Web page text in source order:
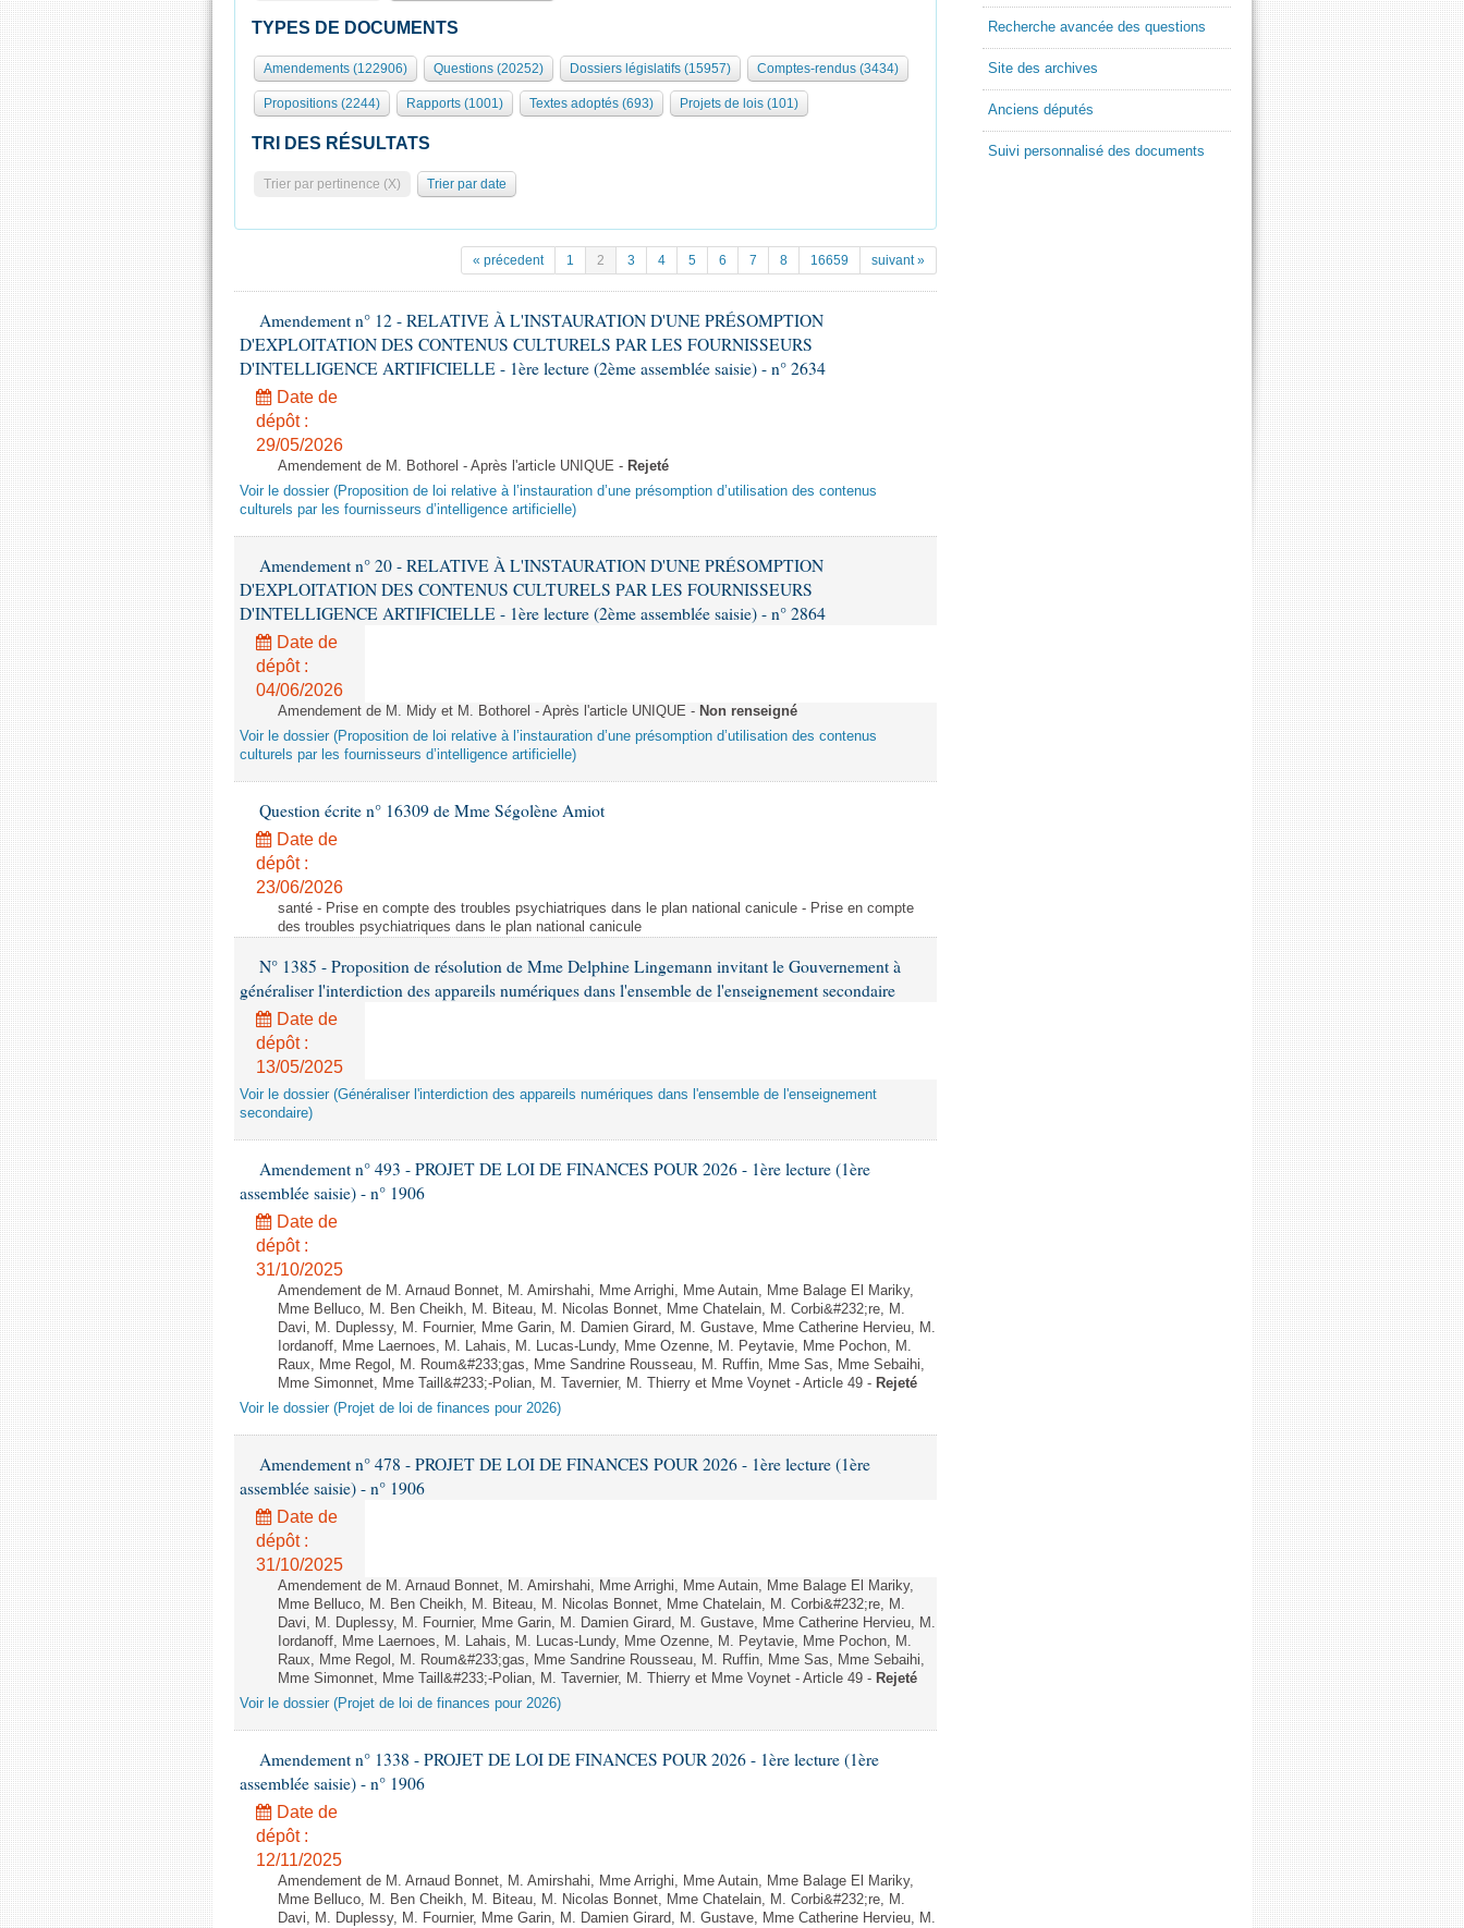
TYPES DE DOCUMENTS
Amendements (122906) Questions (20252) Dossiers législatifs (15957) Comptes-rendus (3434)
Propositions (2244) Rapports (1001) Textes adoptés (693) Projets de lois (101)
TRI DES RÉSULTATS
Trier par pertinence (X) Trier par date
« précedent 1 2 3 4 5 6 7 8 16659 suivant »
Amendement n° 12 - RELATIVE À L'INSTAURATION D'UNE PRÉSOMPTION
D'EXPLOITATION DES CONTENUS CULTURELS PAR LES FOURNISSEURS
D'INTELLIGENCE ARTIFICIELLE - 1ère lecture (2ème assemblée saisie) - n° 2634
Date de
dépôt :
29/05/2026
Amendement de M. Bothorel - Après l'article UNIQUE - Rejeté
Voir le dossier (Proposition de loi relative à l’instauration d’une présomption d’utilisation des contenus
culturels par les fournisseurs d’intelligence artificielle)
Amendement n° 20 - RELATIVE À L'INSTAURATION D'UNE PRÉSOMPTION
D'EXPLOITATION DES CONTENUS CULTURELS PAR LES FOURNISSEURS
D'INTELLIGENCE ARTIFICIELLE - 1ère lecture (2ème assemblée saisie) - n° 2864
Date de
dépôt :
04/06/2026
Amendement de M. Midy et M. Bothorel - Après l'article UNIQUE - Non renseigné
Voir le dossier (Proposition de loi relative à l’instauration d’une présomption d’utilisation des contenus
culturels par les fournisseurs d’intelligence artificielle)
Question écrite n° 16309 de Mme Ségolène Amiot
Date de
dépôt :
23/06/2026
santé - Prise en compte des troubles psychiatriques dans le plan national canicule - Prise en compte
des troubles psychiatriques dans le plan national canicule
N° 1385 - Proposition de résolution de Mme Delphine Lingemann invitant le Gouvernement à
généraliser l'interdiction des appareils numériques dans l'ensemble de l'enseignement secondaire
Date de
dépôt :
13/05/2025
Voir le dossier (Généraliser l'interdiction des appareils numériques dans l'ensemble de l'enseignement
secondaire)
Amendement n° 493 - PROJET DE LOI DE FINANCES POUR 2026 - 1ère lecture (1ère
assemblée saisie) - n° 1906
Date de
dépôt :
31/10/2025
Amendement de M. Arnaud Bonnet, M. Amirshahi, Mme Arrighi, Mme Autain, Mme Balage El Mariky,
Mme Belluco, M. Ben Cheikh, M. Biteau, M. Nicolas Bonnet, Mme Chatelain, M. Corbi&#232;re, M.
Davi, M. Duplessy, M. Fournier, Mme Garin, M. Damien Girard, M. Gustave, Mme Catherine Hervieu, M.
Iordanoff, Mme Laernoes, M. Lahais, M. Lucas-Lundy, Mme Ozenne, M. Peytavie, Mme Pochon, M.
Raux, Mme Regol, M. Roum&#233;gas, Mme Sandrine Rousseau, M. Ruffin, Mme Sas, Mme Sebaihi,
Mme Simonnet, Mme Taill&#233;-Polian, M. Tavernier, M. Thierry et Mme Voynet - Article 49 - Rejeté
Voir le dossier (Projet de loi de finances pour 2026)
Amendement n° 478 - PROJET DE LOI DE FINANCES POUR 2026 - 1ère lecture (1ère
assemblée saisie) - n° 1906
Date de
dépôt :
31/10/2025
Amendement de M. Arnaud Bonnet, M. Amirshahi, Mme Arrighi, Mme Autain, Mme Balage El Mariky,
Mme Belluco, M. Ben Cheikh, M. Biteau, M. Nicolas Bonnet, Mme Chatelain, M. Corbi&#232;re, M.
Davi, M. Duplessy, M. Fournier, Mme Garin, M. Damien Girard, M. Gustave, Mme Catherine Hervieu, M.
Iordanoff, Mme Laernoes, M. Lahais, M. Lucas-Lundy, Mme Ozenne, M. Peytavie, Mme Pochon, M.
Raux, Mme Regol, M. Roum&#233;gas, Mme Sandrine Rousseau, M. Ruffin, Mme Sas, Mme Sebaihi,
Mme Simonnet, Mme Taill&#233;-Polian, M. Tavernier, M. Thierry et Mme Voynet - Article 49 - Rejeté
Voir le dossier (Projet de loi de finances pour 2026)
Amendement n° 1338 - PROJET DE LOI DE FINANCES POUR 2026 - 1ère lecture (1ère
assemblée saisie) - n° 1906
Date de
dépôt :
12/11/2025
Amendement de M. Arnaud Bonnet, M. Amirshahi, Mme Arrighi, Mme Autain, Mme Balage El Mariky,
Mme Belluco, M. Ben Cheikh, M. Biteau, M. Nicolas Bonnet, Mme Chatelain, M. Corbi&#232;re, M.
Davi, M. Duplessy, M. Fournier, Mme Garin, M. Damien Girard, M. Gustave, Mme Catherine Hervieu, M.
Recherche avancée des questions
Site des archives
Anciens députés
Suivi personnalisé des documents